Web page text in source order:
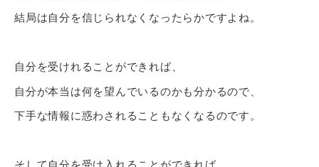
結局は自分を信じられなくなったらかですよね。
自分を受けれることができれば、
自分が本当は何を望んでいるのかも分かるので、
下手な情報に惑わされることもなくなるのです。